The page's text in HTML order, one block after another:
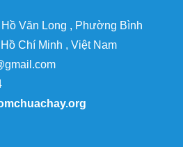
Văn Long , Phường Bình
Chí Minh , Việt Nam